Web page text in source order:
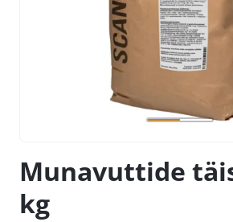
Munavuttide
kg